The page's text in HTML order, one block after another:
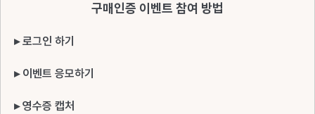
구매인증 이벤트 참여 방법
▸ 로그인 하기
▸ 이벤트 응모하기
▸ 영수증 캡처